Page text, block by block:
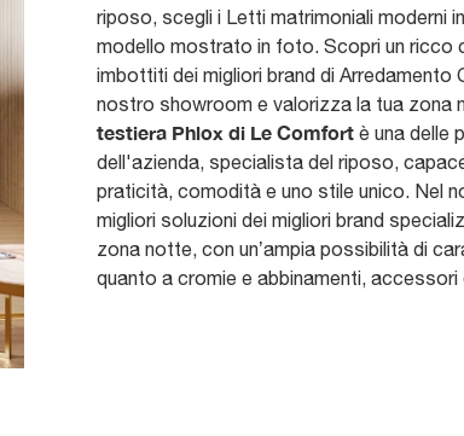
riposo, scegli i Letti matrimoniali moderni
modello mostrato in foto. Scopri un ricco
imbottiti dei migliori brand di Arredamento
nostro showroom e valorizza la tua zona
testiera Phlox di Le Comfort è una delle
dell'azienda, specialista del riposo,
praticità, comodità e uno stile unico. Nel
migliori soluzioni dei migliori brand
zona notte, con un’ampia possibilità di
quanto a cromie e abbinamenti, accessori